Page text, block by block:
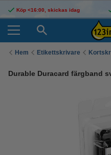
Köp <16:00, skickas idag
Hem Etikettskrivare
Durable Duracard färgband